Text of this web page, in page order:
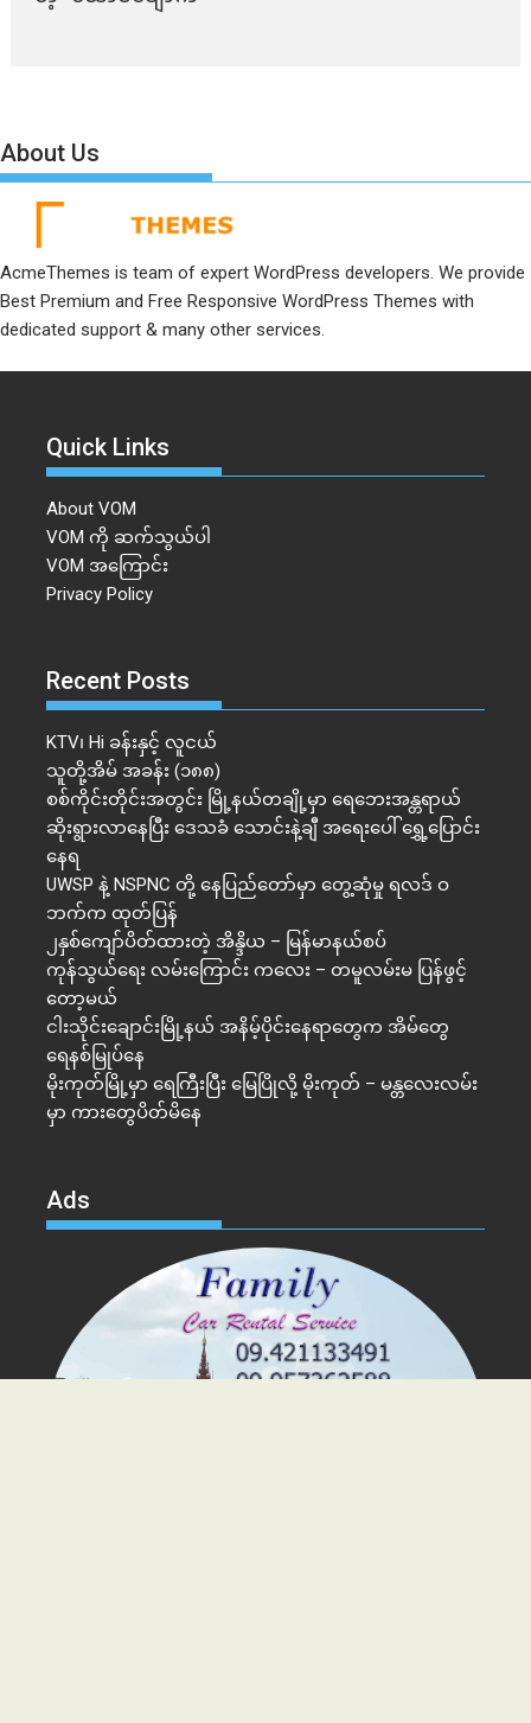
About Us
AcmeThemes is team of expert WordPress developers. We provide
Best Premium and Free Responsive WordPress Themes with
dedicated support & many other services.
Quick Links
About VOM
VOM ကို ဆက်သွယ်ပါ
VOM အကြောင်း
Privacy Policy
Recent Posts
KTV၊ Hi ခန်းနှင့် လူငယ်
သူတို့အိမ် အခန်း (၁၈၈)
စစ်ကိုင်းတိုင်းအတွင်း မြို့နယ်တချို့မှာ ရေဘေးအန္တရာယ်
ဆိုးရွားလာနေပြီး ဒေသခံ သောင်းနဲ့ချီ အရေးပေါ် ရွှေ့ပြောင်း
နေရ
UWSP နဲ့ NSPNC တို့ နေပြည်တော်မှာ တွေ့ဆုံမှု ရလဒ် ဝ
ဘက်က ထုတ်ပြန်
၂နှစ်​ကျော်ပိတ်ထားတဲ့ အိန္ဒိယ – မြန်မာနယ်စပ်
ကုန်သွယ်ရေး လမ်းကြောင်း ကလေး – တမူလမ်းမ ပြန်ဖွင့်
တော့မယ်
ငါးသိုင်းချောင်းမြို့နယ် အနိမ့်ပိုင်းနေရာတွေက အိမ်​တွေ
ရေနစ်မြုပ်နေ
မိုးကုတ်မြို့မှာ ရေကြီးပြီး မြေပြိုလို့ မိုးကုတ် – မန္တလေးလမ်း
မှာ ကားတွေပိတ်မိနေ
Ads